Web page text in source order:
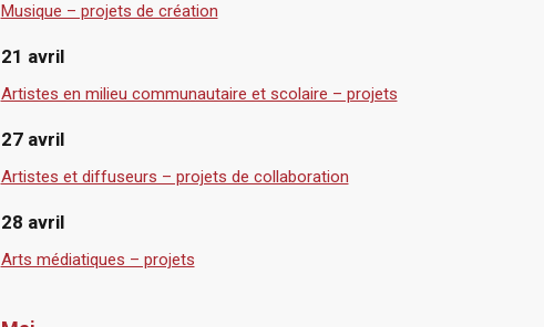
Musique – projets de création
21 avril
Artistes en milieu communautaire et scolaire – projets
27 avril
Artistes et diffuseurs – projets de collaboration
28 avril
Arts médiatiques – projets